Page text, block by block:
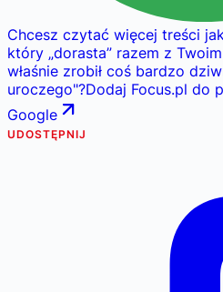
Chcesz czytać więcej treści jak
który „dorasta” razem z
właśnie zrobił coś bardzo
uroczego"?Dodaj Focus.pl do
Google
UDOSTĘPNIJ